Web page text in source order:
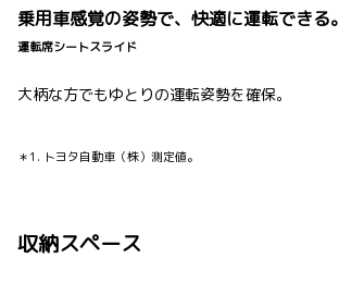
乗用車感覚の姿勢で、快適に運転できる。
運転席シートスライド
大柄な方でもゆとりの運転姿勢を確保。
＊1. トヨタ自動車（株）測定値。
収納スペース